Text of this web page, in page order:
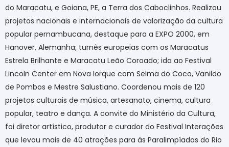
do Maracatu, e Goiana, PE, a Terra dos Caboclinhos. Realizou
projetos nacionais e internacionais de valorização da cultura
popular pernambucana, destaque para a EXPO 2000, em
Hanover, Alemanha; turnês europeias com os Maracatus
Estrela Brilhante e Maracatu Leão Coroado; ida ao Festival
Lincoln Center em Nova Iorque com Selma do Coco, Vanildo
de Pombos e Mestre Salustiano. Coordenou mais de 120
projetos culturais de música, artesanato, cinema, cultura
popular, teatro e dança. A convite do Ministério da Cultura,
foi diretor artístico, produtor e curador do Festival Interações
que levou mais de 40 atrações para às Paralimpíadas do Rio